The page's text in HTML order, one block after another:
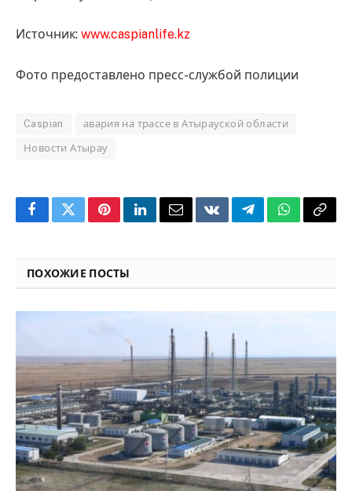
Источник: www.caspianlife.kz
Фото предоставлено пресс-службой полиции
Caspian авария на трассе в Атырауской области
Новости Атырау
FacebookTwitterPinterestLinkedInEmailVKontakteTelegramWhatsApp
Copy
ПОХОЖИЕ ПОСТЫ